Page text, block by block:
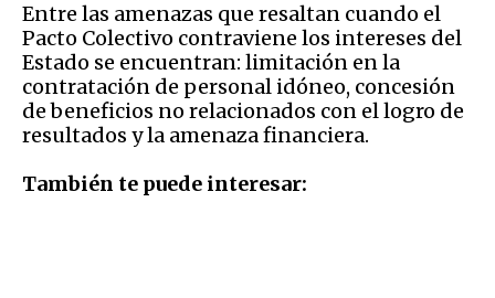
Entre las amenazas que resaltan cuando el
Pacto Colectivo contraviene los intereses del
Estado se encuentran: limitación en la
contratación de personal idóneo, concesión
de beneficios no relacionados con el logro de
resultados y la amenaza financiera.
También te puede interesar: